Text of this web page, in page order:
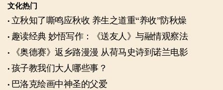
文化热门
立秋知了嘶鸣应秋收 养生之道重“养收”防秋燥
趣读经典 妙悟写作：《送友人》与融情观察法
《奥德赛》返乡路漫漫 从荷马史诗到诺兰电影
孩子教我们大人哪些事？
巴洛克绘画中神圣的父爱